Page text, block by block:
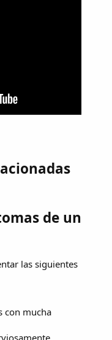
de un
las siguientes
con mucha